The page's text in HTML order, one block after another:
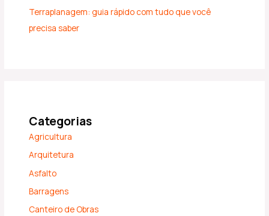
Terraplanagem: guia rápido com tudo que você
precisa saber
Categorias
Agricultura
Arquitetura
Asfalto
Barragens
Canteiro de Obras